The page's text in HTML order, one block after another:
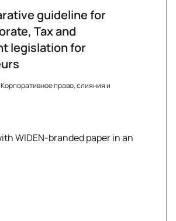
guideline for
Tax and
legislation for
Корпоративное право, слияния и